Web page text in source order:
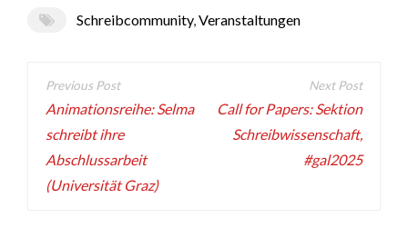
Schreibcommunity,Veranstaltungen
Beitragsnavigation
Animationsreihe: Selma
schreibt ihre
Abschlussarbeit
(Universität Graz)
Call for Papers: Sektion
Schreibwissenschaft,
#gal2025